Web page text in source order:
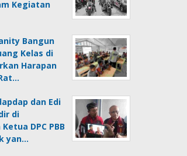
Kegiatan
Bangun
Kelas di
Harapan
dan Edi
di
DPC PBB
yan…